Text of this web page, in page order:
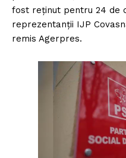
fost reţinut pentru 24 de
reprezentanţii IJP
remis Agerpres.